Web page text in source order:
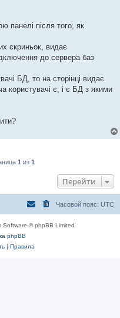
панелі після того, як
скриньок, видає
до сервера баз
БД, то на сторінці видає
користувачі є, і є БД з якими
1 из 1
Перейти
Часовой пояс: UTC
Software © phpBB Limited
phpBB
| Правила